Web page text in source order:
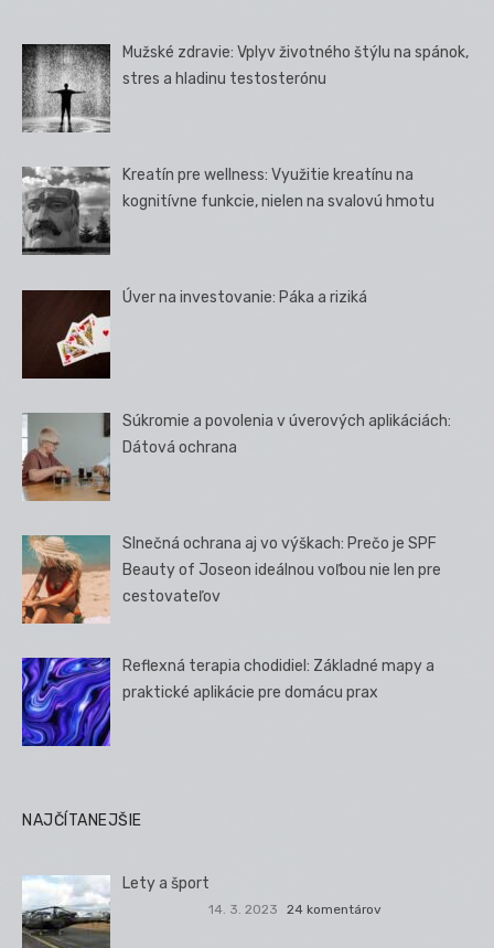
Mužské zdravie: Vplyv životného štýlu na spánok,
stres a hladinu testosterónu
Kreatín pre wellness: Využitie kreatínu na
kognitívne funkcie, nielen na svalovú hmotu
Úver na investovanie: Páka a riziká
Súkromie a povolenia v úverových aplikáciách:
Dátová ochrana
Slnečná ochrana aj vo výškach: Prečo je SPF
Beauty of Joseon ideálnou voľbou nie len pre
cestovateľov
Reflexná terapia chodidiel: Základné mapy a
praktické aplikácie pre domácu prax
NAJČÍTANEJŠIE
Lety a šport
14. 3. 2023 24 komentárov